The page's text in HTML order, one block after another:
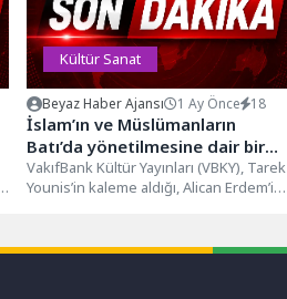
Kültür Sanat
Beyaz Haber Ajansı 1 Ay Önce 18
İslam’ın ve Müslümanların
Batı’da yönetilmesine dair bir
tefekkür: “İslamofobi
Zamanlarında Psikoloji”
VakıfBank Kültür Yayınları (VBKY), Tarek
Younis’in kaleme aldığı, Alican Erdem’in